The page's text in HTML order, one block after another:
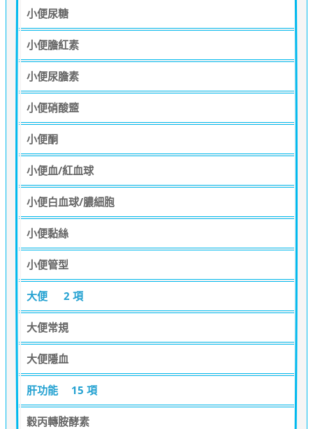
小便尿糖
小便膽紅素
小便尿膽素
小便硝酸盬
小便酮
小便血/紅血球
小便白血球/膿細胞
小便黏絲
小便管型
大便 2 項
大便常規
大便隱血
肝功能 15 項
穀丙轉胺酵素